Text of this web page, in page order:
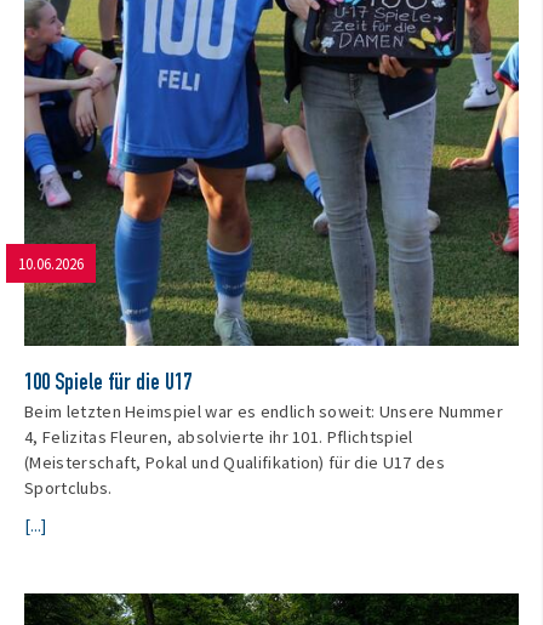
10.06.2026
100 Spiele für die U17
Beim letzten Heimspiel war es endlich soweit: Unsere Nummer
4, Felizitas Fleuren, absolvierte ihr 101. Pflichtspiel
(Meisterschaft, Pokal und Qualifikation) für die U17 des
Sportclubs.
[...]